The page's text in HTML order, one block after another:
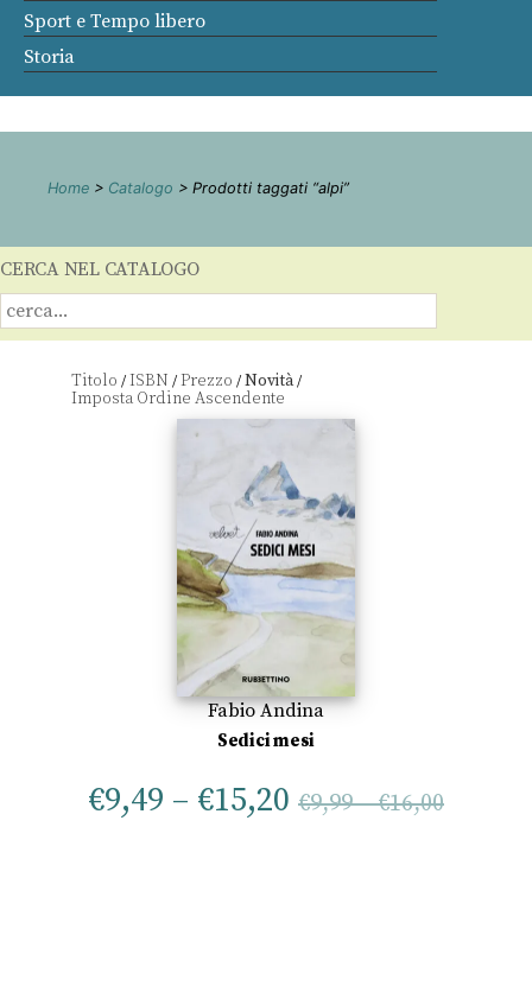
Sport e Tempo libero
Storia
Home > Catalogo > Prodotti taggati “alpi”
CERCA NEL CATALOGO
Titolo /ISBN /Prezzo /Novità/
Fabio Andina
Sedici mesi
€9,49 – €15,20 €9,99–€16,00